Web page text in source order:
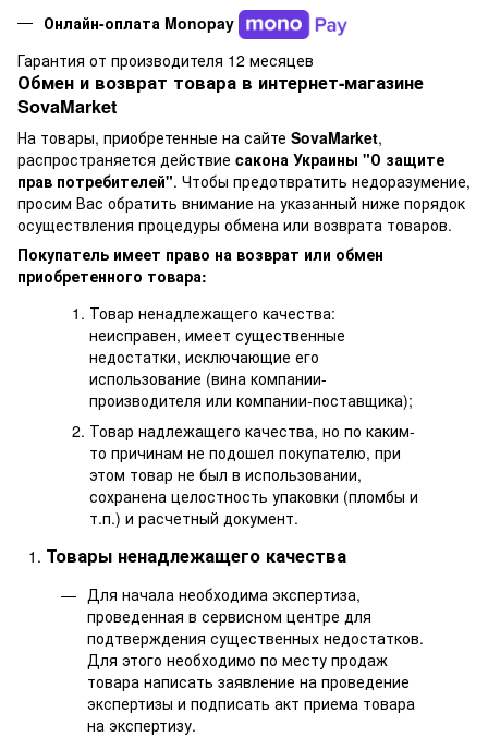
Онлайн-оплата Monopay
Гарантия от производителя 12 месяцев
Обмен и возврат товара в интернет-магазине
SovaMarket
На товары, приобретенные на сайте SovaMarket,
распространяется действие cакона Украины "О защите
прав потребителей". Чтобы предотвратить недоразумение,
просим Вас обратить внимание на указанный ниже порядок
осуществления процедуры обмена или возврата товаров.
Покупатель имеет право на возврат или обмен
приобретенного товара:
Товар ненадлежащего качества:
неисправен, имеет существенные
недостатки, исключающие его
использование (вина компании-
производителя или компании-поставщика);
Товар надлежащего качества, но по каким-
то причинам не подошел покупателю, при
этом товар не был в использовании,
сохранена целостность упаковки (пломбы и
т.п.) и расчетный документ.
Товары ненадлежащего качества
Для начала необходима экспертиза,
проведенная в сервисном центре для
подтверждения существенных недостатков.
Для этого необходимо по месту продаж
товара написать заявление на проведение
экспертизы и подписать акт приема товара
на экспертизу.